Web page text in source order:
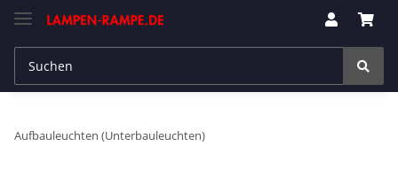
Aufbauleuchten (Unterbauleuchten)